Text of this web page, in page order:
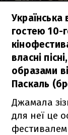
гостею 10-
власні
образами
Паскаль
Джамала
для неї це